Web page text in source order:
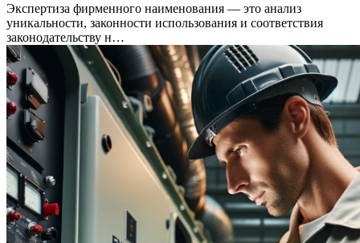
Экспертиза фирменного наименования — это анализ
уникальности, законности использования и соответствия
законодательству н…